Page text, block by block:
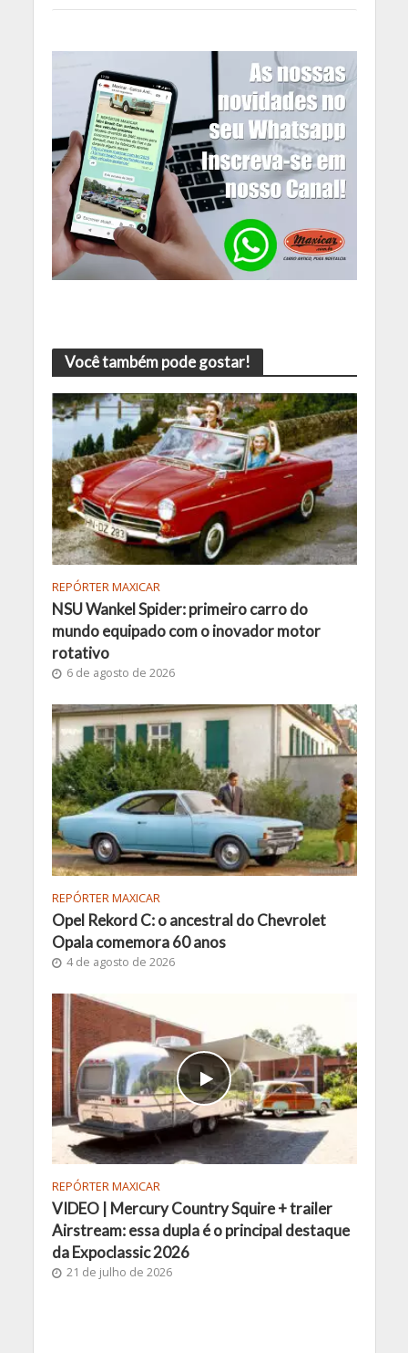
Você também pode gostar!
REPÓRTER MAXICAR
NSU Wankel Spider: primeiro carro do
mundo equipado com o inovador motor
rotativo
6 de agosto de 2026
REPÓRTER MAXICAR
Opel Rekord C: o ancestral do Chevrolet
Opala comemora 60 anos
4 de agosto de 2026
REPÓRTER MAXICAR
VIDEO | Mercury Country Squire + trailer
Airstream: essa dupla é o principal destaque
da Expoclassic 2026
21 de julho de 2026